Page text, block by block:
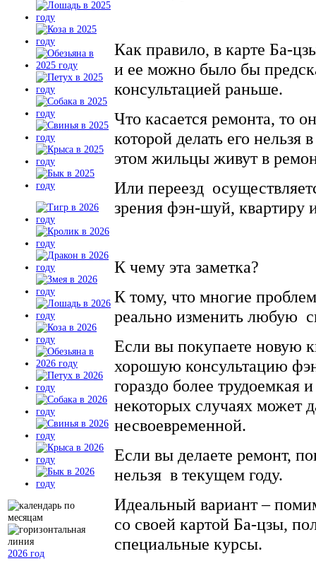
2026 год
Как правило, в карте Ба-
и ее можно было бы
консультацией раньше.
Что касается ремонта, то
которой делать его
этом жильцы живут в
Или переезд
зрения фэн-шуй,
К чему эта заметка?
К тому, что многие
реально изменить любую
Если вы покупаете новую
хорошую консультацию
гораздо более трудоемкая
некоторых случаях может
несвоевременной.
Если вы делаете ремонт,
нельзя в текущем году.
Идеальный вариант –
со своей картой Ба-цзы,
специальные курсы.